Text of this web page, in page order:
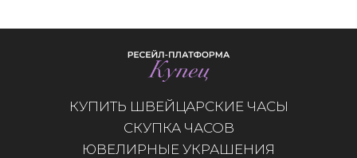
КУПИТЬ ШВЕЙЦАРСКИЕ ЧАСЫ
СКУПКА ЧАСОВ
ЮВЕЛИРНЫЕ УКРАШЕНИЯ